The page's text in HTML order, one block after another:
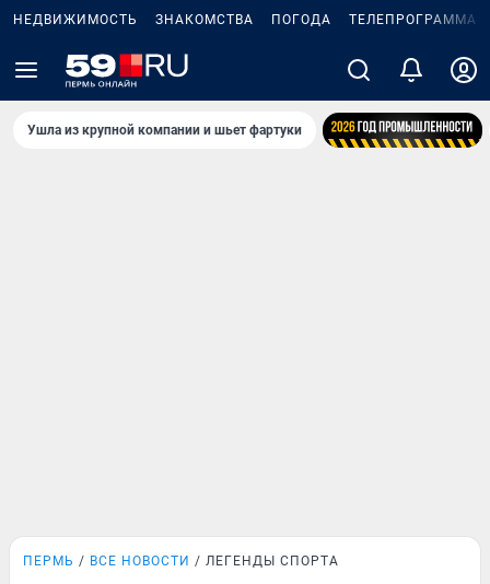
НЕДВИЖИМОСТЬ ЗНАКОМСТВА ПОГОДА ТЕЛЕПРОГРАММА
Ушла из крупной компании и шьет фартуки
ПЕРМЬ ВСЕ НОВОСТИ ЛЕГЕНДЫ СПОРТА